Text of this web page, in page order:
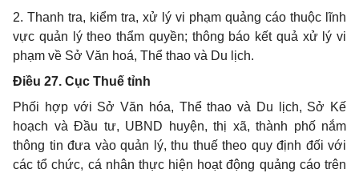
2. Thanh tra, kiểm tra, xử lý vi phạm quảng cáo thuộc lĩnh
vực quản lý theo thẩm quyền; thông báo kết quả xử lý vi
phạm về Sở Văn hoá, Thể thao và Du lịch.
Điều 27. Cục Thuế tỉnh
Phối hợp với Sở Văn hóa, Thể thao và Du lịch, Sở Kế
hoạch và Đầu tư, UBND huyện, thị xã, thành phố nắm
thông tin đưa vào quản lý, thu thuế theo quy định đối với
các tổ chức, cá nhân thực hiện hoạt động quảng cáo trên